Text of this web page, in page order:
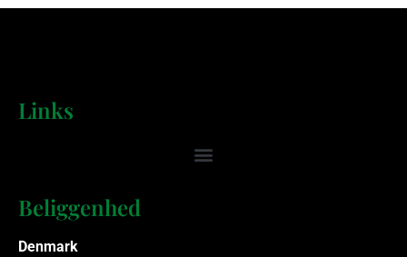
Links
Beliggenhed
Denmark